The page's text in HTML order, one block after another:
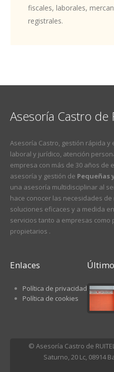
fiscales, laborales,
registrales.
Asesoría Castro de
Asesoría Castro, gestión rápida y
laboral y jurídico, atención
empresa con más de 30 años de
asesoría y gestión de Pequeñas
una asesoría multidisciplinar al
hace conocer las necesidades
soluciones eficaces y a medida
servicios tanto a empresas
propietarios .
Enlaces
Política de privacidad
Política de cookies
© Asesoría Castro de
Saturno, 20 Lc, 08914